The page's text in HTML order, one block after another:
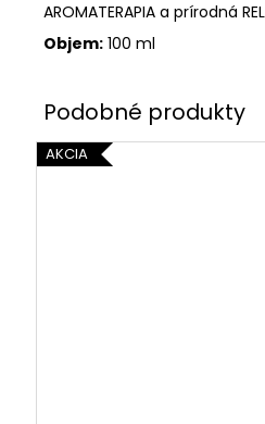
AROMATERAPIA a prírodná
Objem: 100 ml
AKCIA